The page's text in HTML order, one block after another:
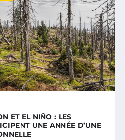
ET EL NIÑO : LES
UNE ANNÉE D’UNE